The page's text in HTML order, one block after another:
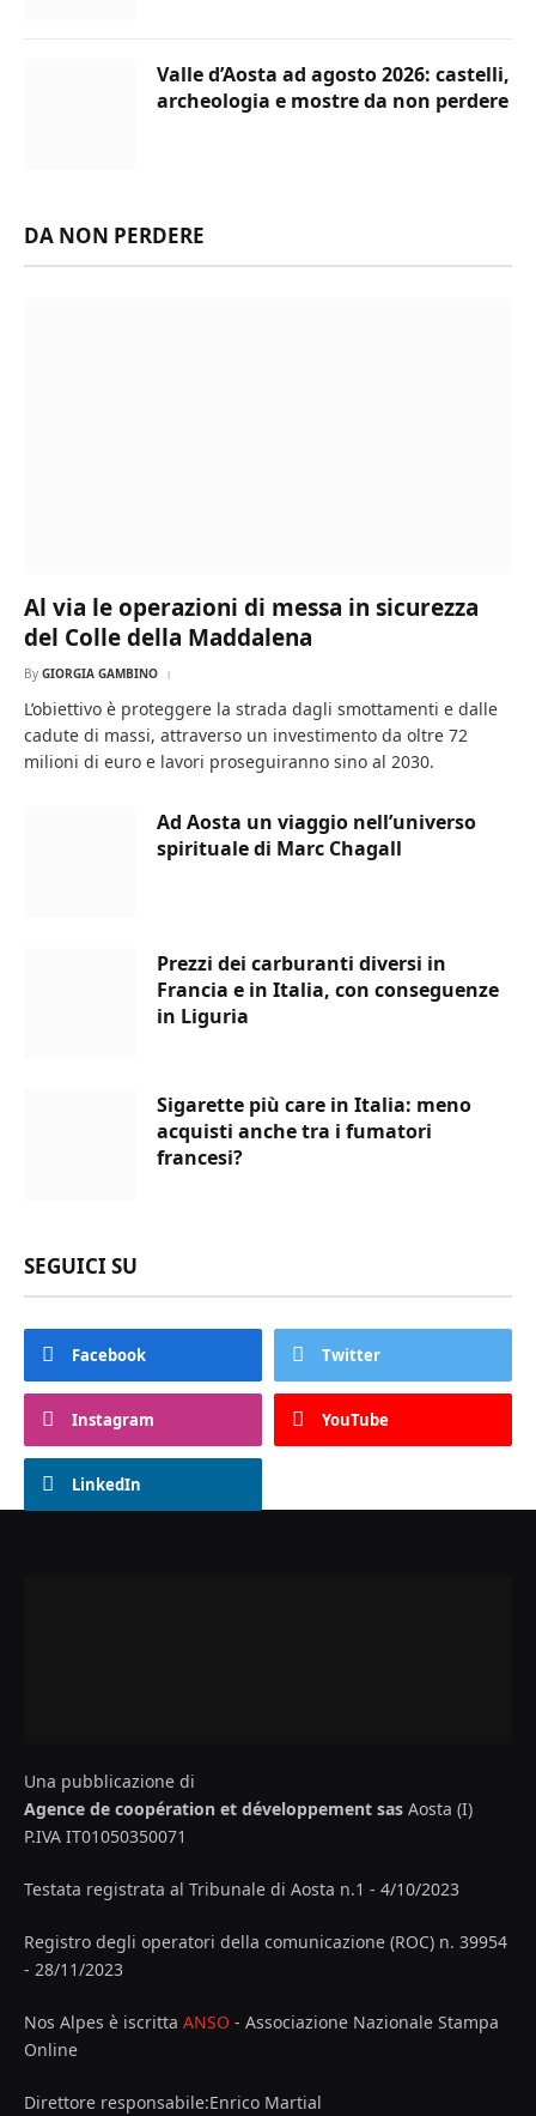
Valle d’Aosta ad agosto 2026: castelli,
archeologia e mostre da non perdere
DA NON PERDERE
Al via le operazioni di messa in sicurezza
del Colle della Maddalena
By GIORGIA GAMBINO
L’obiettivo è proteggere la strada dagli smottamenti e dalle
cadute di massi, attraverso un investimento da oltre 72
milioni di euro e lavori proseguiranno sino al 2030.
Ad Aosta un viaggio nell’universo
spirituale di Marc Chagall
Prezzi dei carburanti diversi in
Francia e in Italia, con conseguenze
in Liguria
Sigarette più care in Italia: meno
acquisti anche tra i fumatori
francesi?
SEGUICI SU
Facebook Twitter
Instagram YouTube
LinkedIn
Una pubblicazione di
Agence de coopération et développement sas Aosta (I)
P.IVA IT01050350071
Testata registrata al Tribunale di Aosta n.1 - 4/10/2023
Registro degli operatori della comunicazione (ROC) n. 39954
- 28/11/2023
Nos Alpes è iscritta ANSO - Associazione Nazionale Stampa
Online
Direttore responsabile:Enrico Martial